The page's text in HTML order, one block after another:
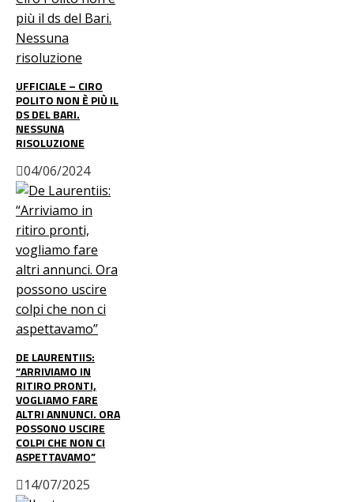
UFFICIALE – CIRO
POLITO NON È PIÙ IL
DS DEL BARI.
NESSUNA
RISOLUZIONE
04/06/2024
DE LAURENTIIS:
“ARRIVIAMO IN
RITIRO PRONTI,
VOGLIAMO FARE
ALTRI ANNUNCI. ORA
POSSONO USCIRE
COLPI CHE NON CI
ASPETTAVAMO”
14/07/2025